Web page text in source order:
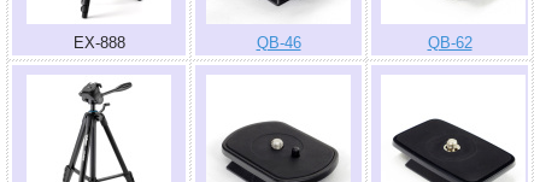
EX-888 QB-46 QB-62